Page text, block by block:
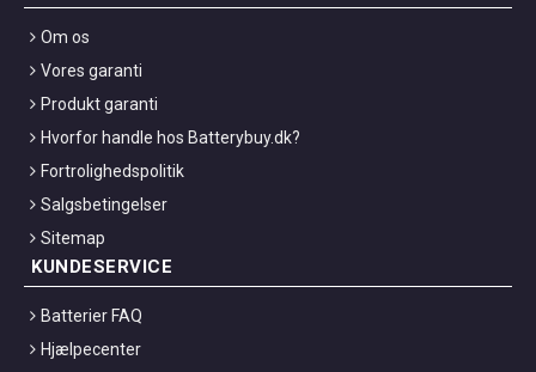
Om os
Vores garanti
Produkt garanti
Hvorfor handle hos Batterybuy.dk?
Fortrolighedspolitik
Salgsbetingelser
Sitemap
KUNDESERVICE
Batterier FAQ
Hjælpecenter